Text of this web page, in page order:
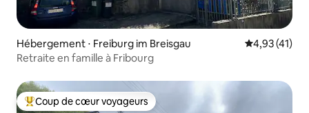
Hébergement ⋅ Freiburg im Breisgau Évaluation
4,93 (41)
Retraite en famille à Fribourg
Coups de cœur voyageurs les plus appréciés
Coup de cœur voyageurs